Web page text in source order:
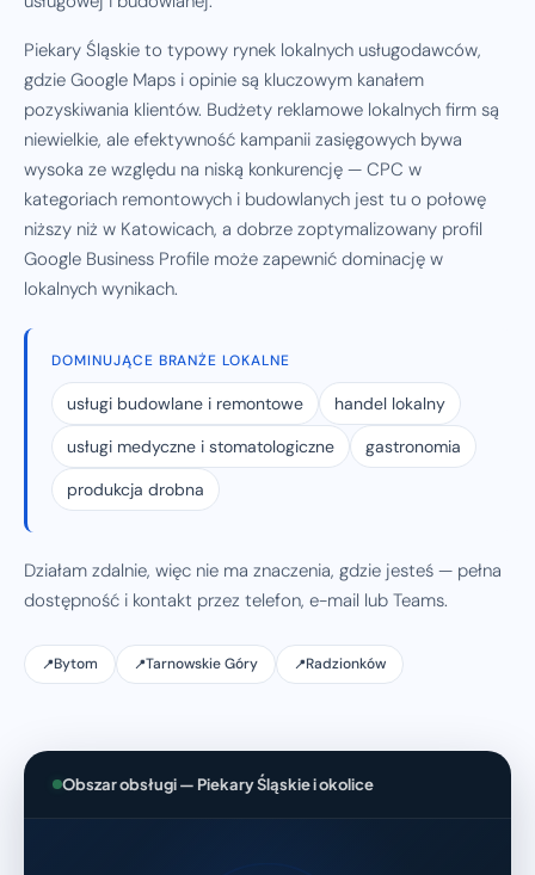
Piekary Śląskie to typowy rynek lokalnych usługodawców,
gdzie Google Maps i opinie są kluczowym kanałem
pozyskiwania klientów. Budżety reklamowe lokalnych firm są
niewielkie, ale efektywność kampanii zasięgowych bywa
wysoka ze względu na niską konkurencję — CPC w
kategoriach remontowych i budowlanych jest tu o połowę
niższy niż w Katowicach, a dobrze zoptymalizowany profil
Google Business Profile może zapewnić dominację w
lokalnych wynikach.
DOMINUJĄCE BRANŻE LOKALNE
usługi budowlane i remontowe
handel lokalny
usługi medyczne i stomatologiczne
gastronomia
produkcja drobna
Działam zdalnie, więc nie ma znaczenia, gdzie jesteś — pełna
dostępność i kontakt przez telefon, e-mail lub Teams.
Bytom Tarnowskie Góry Radzionków
Obszar obsługi — Piekary Śląskie i okolice